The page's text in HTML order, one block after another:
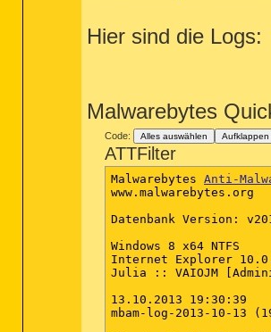
Hier sind die Logs:
Malwarebytes
Code: Alles auswählen Aufklappen
ATTFilter
Malwarebytes Anti-
www.malwarebytes.org
Datenbank Version:
Windows 8 x64 NTFS
Internet Explorer
Julia :: VAIOJM
13.10.2013 19:30:39
mbam-log-2013-10-13